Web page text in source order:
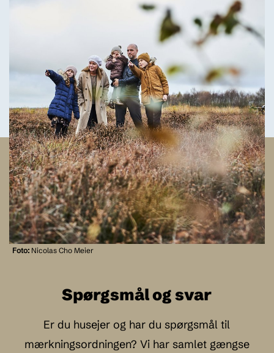
Foto: Nicolas Cho Meier
Spørgsmål og svar
Er du husejer og har du spørgsmål til
mærkningsordningen? Vi har samlet gængse